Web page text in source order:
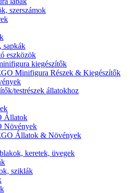
szerszámok
sapkák
eszközök
kiegészítők
Minifigura Részek & Kiegészítők
testrészek állatokhoz
Állatok
Növények
Állatok & Növények
keretek, üvegek
sziklák